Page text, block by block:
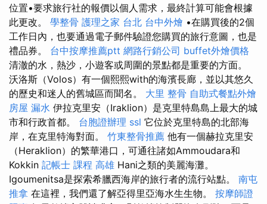
位置•要求旅行社的報價以個人需求，最終計算可能會根據
此更改。 學整骨 護理之家 台北 台中外燴 •在購買後的2個
工作日內，也要通過電子郵件驗證您購買的旅行意圖，也是
禮品券。 台中按摩推薦ptt 網路行銷公司 buffet外燴價格
清澈的水，熱沙，小遊客或周圍的景點都是重要的方面。
沃洛斯（Volos）有一個熙熙with的海濱長廊，並以其悠久
的歷史和迷人的舊城區而聞名。 大里 整骨 自助式餐點外燴
房屋 漏水 伊拉克里安（Iraklion）是克里特島島上最大的城
市和行政首都。 台胞證辦理 ssl 它位於克里特島的北部海
岸，在克里特海對面。 竹東整骨推薦 他有一個赫拉克里安
（Heraklion）的繁華港口，可通往諸如Ammoudara和
Kokkin 記帳士 課程 高雄 Hani之類的美麗海灘。
Igoumenitsa是探索希臘西海岸的旅行者的流行站點。 南屯
推拿 在這裡，我們還了解亞得里亞海水生生物。 按摩師證